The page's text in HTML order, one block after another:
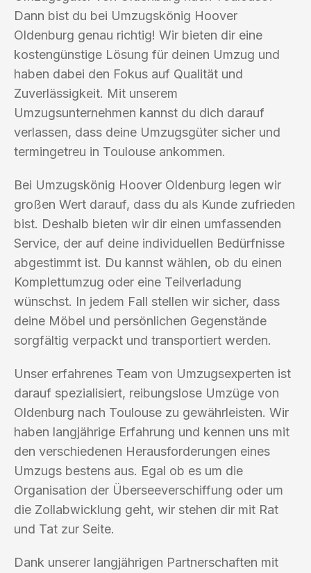
Dann bist du bei Umzugskönig Hoover
Oldenburg genau richtig! Wir bieten dir eine
kostengünstige Lösung für deinen Umzug und
haben dabei den Fokus auf Qualität und
Zuverlässigkeit. Mit unserem
Umzugsunternehmen kannst du dich darauf
verlassen, dass deine Umzugsgüter sicher und
termingetreu in Toulouse ankommen.
Bei Umzugskönig Hoover Oldenburg legen wir
großen Wert darauf, dass du als Kunde zufrieden
bist. Deshalb bieten wir dir einen umfassenden
Service, der auf deine individuellen Bedürfnisse
abgestimmt ist. Du kannst wählen, ob du einen
Komplettumzug oder eine Teilverladung
wünschst. In jedem Fall stellen wir sicher, dass
deine Möbel und persönlichen Gegenstände
sorgfältig verpackt und transportiert werden.
Unser erfahrenes Team von Umzugsexperten ist
darauf spezialisiert, reibungslose Umzüge von
Oldenburg nach Toulouse zu gewährleisten. Wir
haben langjährige Erfahrung und kennen uns mit
den verschiedenen Herausforderungen eines
Umzugs bestens aus. Egal ob es um die
Organisation der Überseeverschiffung oder um
die Zollabwicklung geht, wir stehen dir mit Rat
und Tat zur Seite.
Dank unserer langjährigen Partnerschaften mit